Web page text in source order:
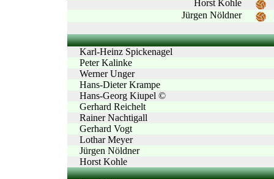
Horst Kohle
Jürgen Nöldner
Karl-Heinz Spickenagel
Peter Kalinke
Werner Unger
Hans-Dieter Krampe
Hans-Georg Kiupel ©
Gerhard Reichelt
Rainer Nachtigall
Gerhard Vogt
Lothar Meyer
Jürgen Nöldner
Horst Kohle